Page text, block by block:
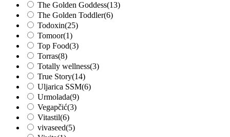
The Golden Goddess(13)
The Golden Toddler(6)
Todoxin(25)
Tomoor(1)
Top Food(3)
Torras(8)
Totally wellness(3)
True Story(14)
Uljarica SSM(6)
Urmolada(9)
Vegapčić(3)
Vitastil(6)
vivaseed(5)